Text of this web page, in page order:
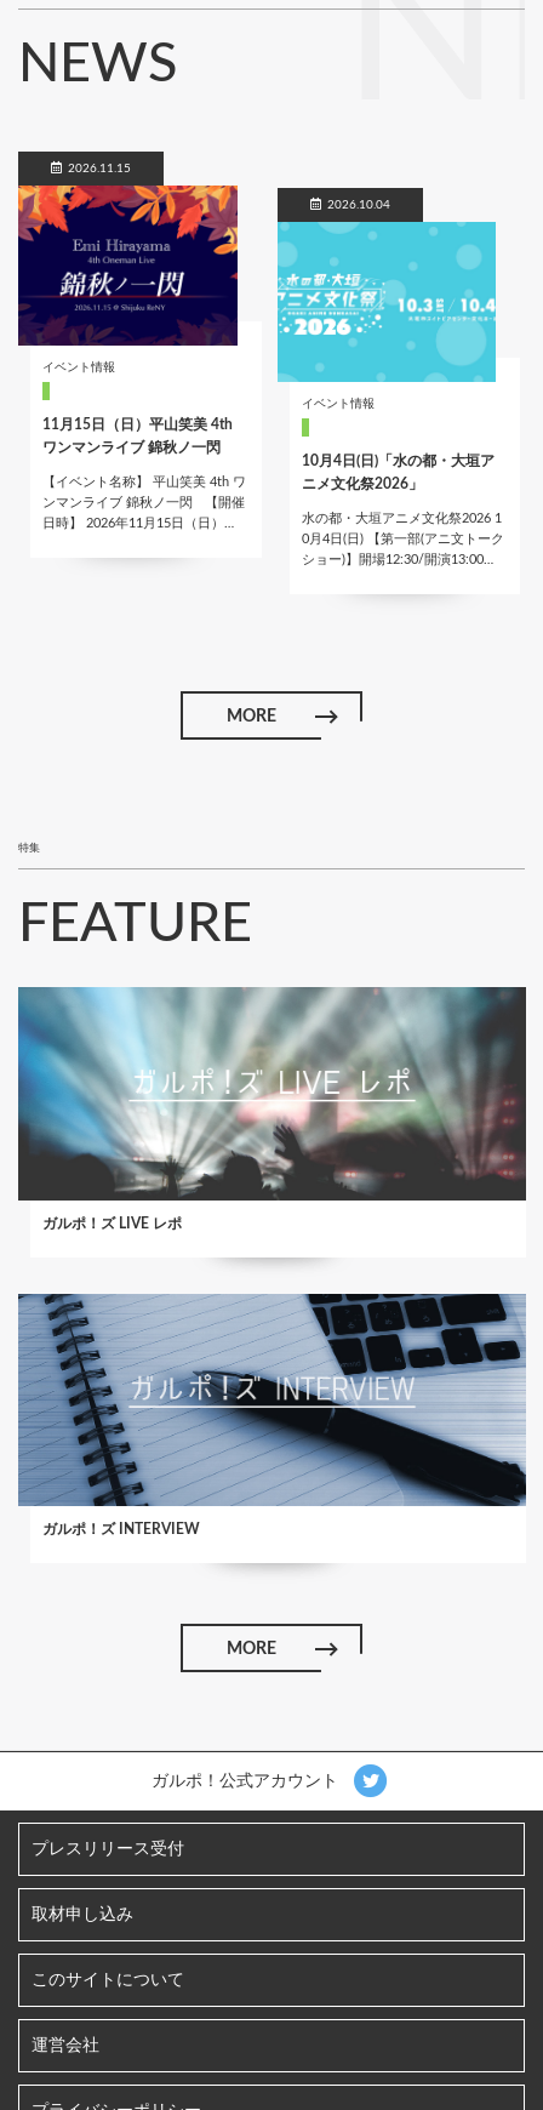
NEWS
2026.11.15
イベント情報
11月15日（日）平山笑美 4th
ワンマンライブ 錦秋ノ一閃
【イベント名称】 平山笑美 4th ワ
ンマンライブ 錦秋ノ一閃 【開催
日時】 2026年11月15日（日）…
2026.10.04
イベント情報
10月4日(日)「水の都・大垣ア
ニメ文化祭2026」
水の都・大垣アニメ文化祭2026 1
0月4日(日) 【第一部(アニ文トーク
ショー)】開場12:30/開演13:00…
MORE
特集
FEATURE
ガルポ！ズ LIVE レポ
ガルポ！ズ INTERVIEW
MORE
ガルポ！公式アカウント
プレスリリース受付
取材申し込み
このサイトについて
運営会社